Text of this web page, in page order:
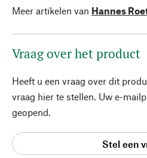
Meer artikelen van Hannes
Vraag over het product
Heeft u een vraag over dit
vraag hier te stellen. Uw e-
geopend.
Stel een